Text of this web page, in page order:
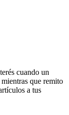
cuando un
que remito
a tus